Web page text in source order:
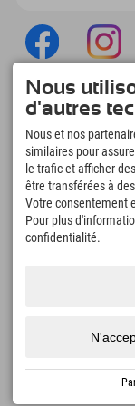
Explorer App
Téléchargez vos
Explorer à emporter
réservations, liste
des restaurants et
Téléchargez-le
L'heure des
Sentiers de
Nous
d'autres
Nous et nos
similaires pour
le trafic et afficher
être transférées à
Votre consentement
Pour plus
confidentialité.